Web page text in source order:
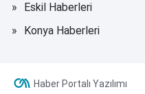
Eskil Haberleri
Konya Haberleri
Haber Portalı Yazılımı